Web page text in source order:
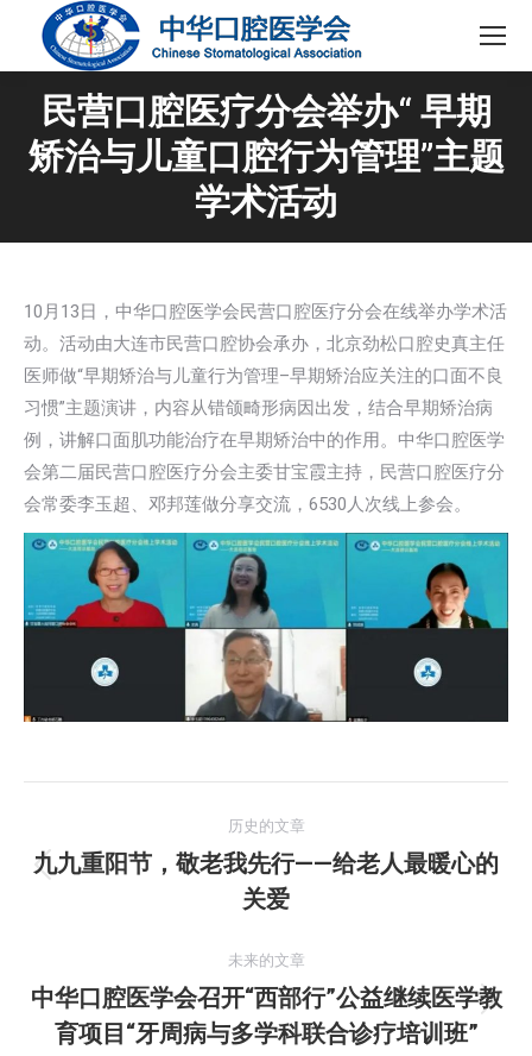
民营口腔医疗分会举办“ 早期
矫治与儿童口腔行为管理”主题
学术活动
10月13日，中华口腔医学会民营口腔医疗分会在线举办学术活
动。活动由大连市民营口腔协会承办，北京劲松口腔史真主任
医师做“早期矫治与儿童行为管理–早期矫治应关注的口面不良
习惯”主题演讲，内容从错颌畸形病因出发，结合早期矫治病
例，讲解口面肌功能治疗在早期矫治中的作用。中华口腔医学
会第二届民营口腔医疗分会主委甘宝霞主持，民营口腔医疗分
会常委李玉超、邓邦莲做分享交流，6530人次线上参会。
章
历史的文章
历
史
文
章：
九九重阳节，敬老我先行——给老人最暖心的
关爱
未来的文章
未
来
中华口腔医学会召开“西部行”公益继续医学教
育项目“牙周病与多学科联合诊疗培训班”